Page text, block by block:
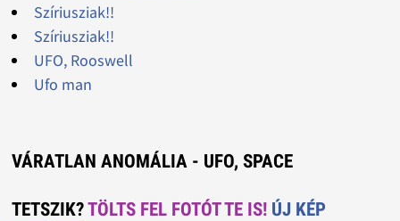
Szíriusziak!!
Szíriusziak!!
UFO, Rooswell
Ufo man
VÁRATLAN ANOMÁLIA - UFO, SPACE
TETSZIK?TÖLTS FEL FOTÓT TE IS! ÚJ KÉP